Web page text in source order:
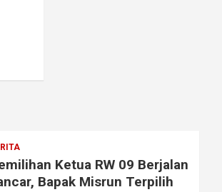
Ketua RW 09 Berjalan
Bapak Misrun Terpilih